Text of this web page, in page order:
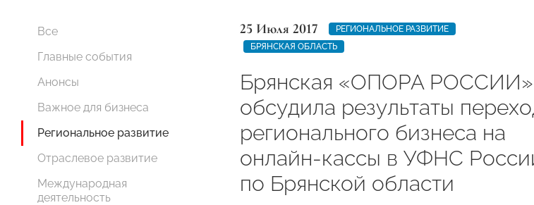
Все
Главные события
Анонсы
Важное для бизнеса
Региональное развитие
Отраслевое развитие
Международная
деятельность
25 Июля 2017
РЕГИОНАЛЬНОЕ РАЗВИТИЕ
БРЯНСКАЯ ОБЛАСТЬ
Брянская «ОПОРА РОССИИ»
обсудила результаты
регионального бизнеса на
онлайн-кассы в УФНС
по Брянской области